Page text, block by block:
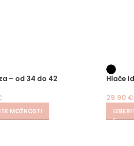
– od 34 do 42
MOŽNOSTI
Hlače
29.90 €